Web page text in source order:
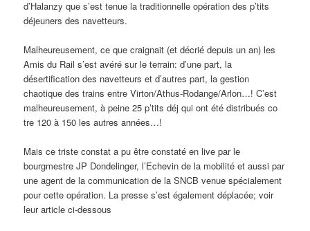
d’Halanzy que s’est tenue la traditionnelle opération des p’tits
déjeuners des navetteurs.
Malheureusement, ce que craignait (et décrié depuis un an) les
Amis du Rail s’est avéré sur le terrain: d’une part, la
désertification des navetteurs et d’autres part, la gestion
chaotique des trains entre Virton/Athus-Rodange/Arlon…! C’est
malheureusement, à peine 25 p’tits déj qui ont été distribués co
tre 120 à 150 les autres années…!
Mais ce triste constat a pu être constaté en live par le
bourgmestre JP Dondelinger, l’Echevin de la mobilité et aussi par
une agent de la communication de la SNCB venue spécialement
pour cette opération. La presse s’est également déplacée; voir
leur article ci-dessous